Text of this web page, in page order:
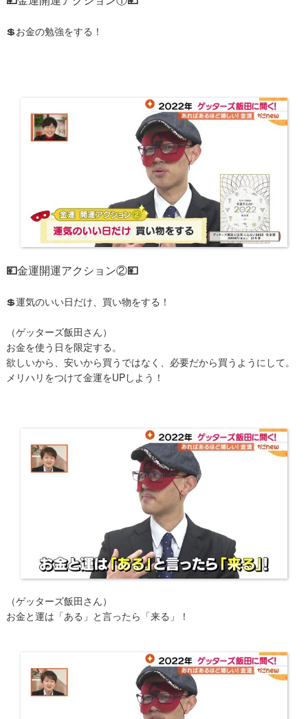
💲お金の勉強をする！
💴金運開運アクション②💴
💲運気のいい日だけ、買い物をする！
​（ゲッターズ飯田さん）
お金を使う日を限定する。
欲しいから、安いから買うではなく、必要だから買うようにして。
メリハリをつけて金運をUPしよう！
​（ゲッターズ飯田さん）
お金と運は「ある」と言ったら「来る」！